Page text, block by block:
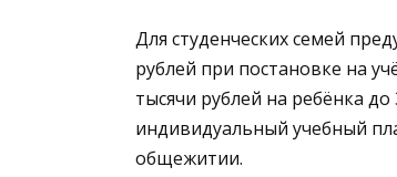
Для студенческих семей
рублей при постановке на
тысячи рублей на ребёнка
индивидуальный учебный
общежитии.